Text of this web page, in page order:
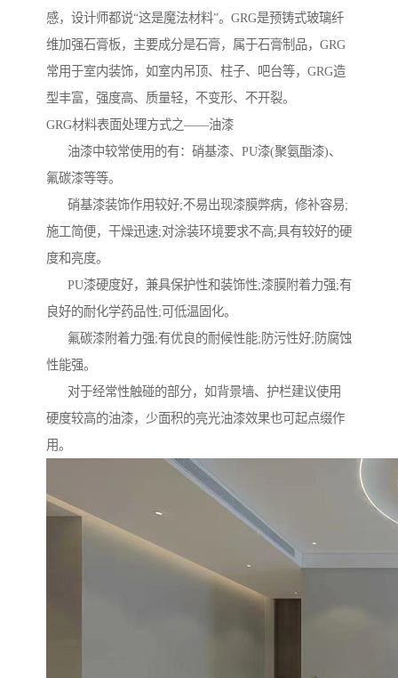
感，设计师都说“这是魔法材料”。GRG是预铸式玻璃纤
维加强石膏板，主要成分是石膏，属于石膏制品，GRG
常用于室内装饰，如室内吊顶、柱子、吧台等，GRG造
型丰富，强度高、质量轻，不变形、不开裂。
GRG材料表面处理方式之——油漆
油漆中较常使用的有：硝基漆、PU漆(聚氨酯漆)、
氟碳漆等等。
硝基漆装饰作用较好;不易出现漆膜弊病，修补容易;
施工简便，干燥迅速;对涂装环境要求不高;具有较好的硬
度和亮度。
PU漆硬度好，兼具保护性和装饰性;漆膜附着力强;有
良好的耐化学药品性;可低温固化。
氟碳漆附着力强;有优良的耐候性能;防污性好;防腐蚀
性能强。
对于经常性触碰的部分，如背景墙、护栏建议使用
硬度较高的油漆，少面积的亮光油漆效果也可起点缀作
用。